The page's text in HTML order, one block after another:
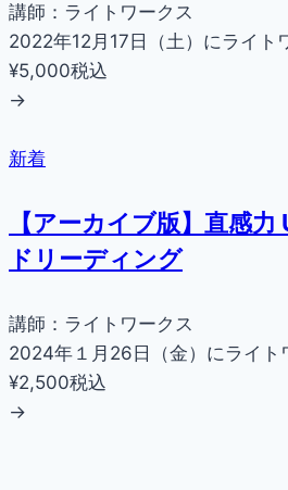
講師：ライトワークス
2022年12月17日（土）にライト
¥5,000税込
→
新着
【アーカイブ版】直感
ドリーディング
講師：ライトワークス
2024年１月26日（金）にライト
¥2,500税込
→